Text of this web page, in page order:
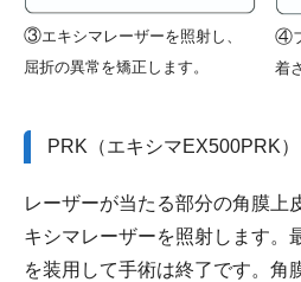
③エキシマレーザーを照射し、
屈折の異常を矯正します。
④
着
PRK（エキシマEX500PRK）
レーザーが当たる部分の角膜上
キシマレーザーを照射します。
を装用して手術は終了です。角